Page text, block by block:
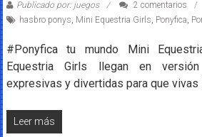
Publicado por: juegos
2 comentarios
hasbro ponys, Mini Equestria Girls, Ponyfica,
#Ponyfica tu mundo Mini
Equestria Girls llegan en
expresivas y divertidas para que
Leer más